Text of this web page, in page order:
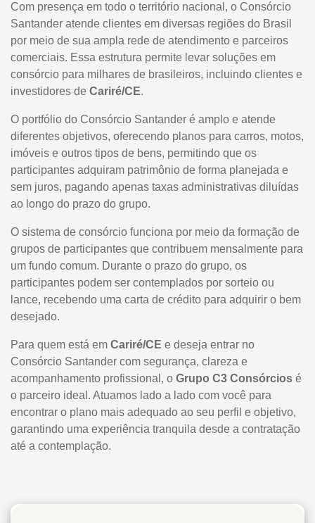
Com presença em todo o território nacional, o Consórcio
Santander atende clientes em diversas regiões do Brasil
por meio de sua ampla rede de atendimento e parceiros
comerciais. Essa estrutura permite levar soluções em
consórcio para milhares de brasileiros, incluindo clientes e
investidores de Cariré/CE.
O portfólio do Consórcio Santander é amplo e atende
diferentes objetivos, oferecendo planos para carros, motos,
imóveis e outros tipos de bens, permitindo que os
participantes adquiram patrimônio de forma planejada e
sem juros, pagando apenas taxas administrativas diluídas
ao longo do prazo do grupo.
O sistema de consórcio funciona por meio da formação de
grupos de participantes que contribuem mensalmente para
um fundo comum. Durante o prazo do grupo, os
participantes podem ser contemplados por sorteio ou
lance, recebendo uma carta de crédito para adquirir o bem
desejado.
Para quem está em Cariré/CE e deseja entrar no
Consórcio Santander com segurança, clareza e
acompanhamento profissional, o Grupo C3 Consórcios é
o parceiro ideal. Atuamos lado a lado com você para
encontrar o plano mais adequado ao seu perfil e objetivo,
garantindo uma experiência tranquila desde a contratação
até a contemplação.